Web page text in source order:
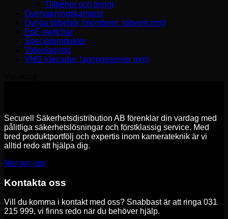
Tillbehör och övrigt
Övervakningskameror
Övriga tillbehör (monitorer, nätverk mm)
PoE-switchar
Specialprodukter
Videolagring
VMS (decoder, lagringsserver mm)
Securell Säkerhetsdistribution AB förenklar din vardag med
pålitliga säkerhetslösningar och förstklassig service. Med
bred produktportfölj och expertis inom kamerateknik är vi
alltid redo att hjälpa dig.
Mer om oss
Kontakta oss
Vill du komma i kontakt med oss? Snabbast är att ringa 031
215 999, vi finns redo när du behöver hjälp.